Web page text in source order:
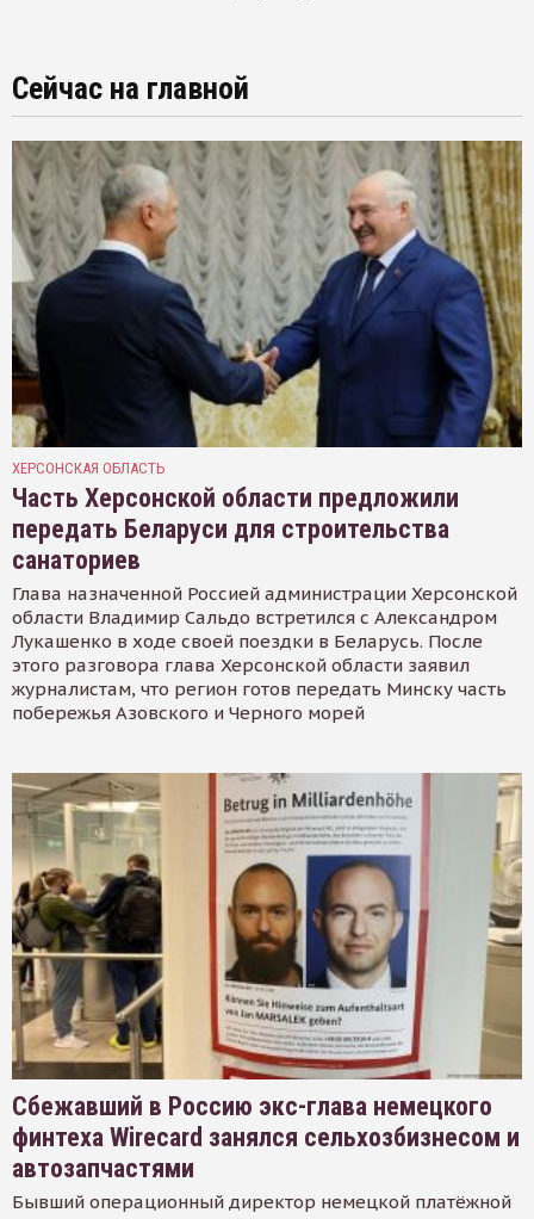
Сейчас на главной
ХЕРСОНСКАЯ ОБЛАСТЬ
Часть Херсонской области предложили
передать Беларуси для строительства
санаториев
Глава назначенной Россией администрации Херсонской
области Владимир Сальдо встретился с Александром
Лукашенко в ходе своей поездки в Беларусь. После
этого разговора глава Херсонской области заявил
журналистам, что регион готов передать Минску часть
побережья Азовского и Черного морей
Сбежавший в Россию экс-глава немецкого
финтеха Wirecard занялся сельхозбизнесом и
автозапчастями
Бывший операционный директор немецкой платёжной